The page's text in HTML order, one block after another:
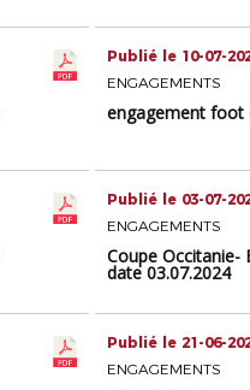
Publié le 10-07-
ENGAGEMENTS
engagement foot
Publié le 03-07-
ENGAGEMENTS
Coupe Occitanie-
date 03.07.2024
Publié le 21-06-
ENGAGEMENTS